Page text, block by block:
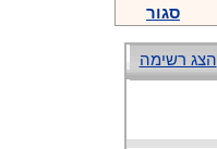
סגור
הצג רשימה